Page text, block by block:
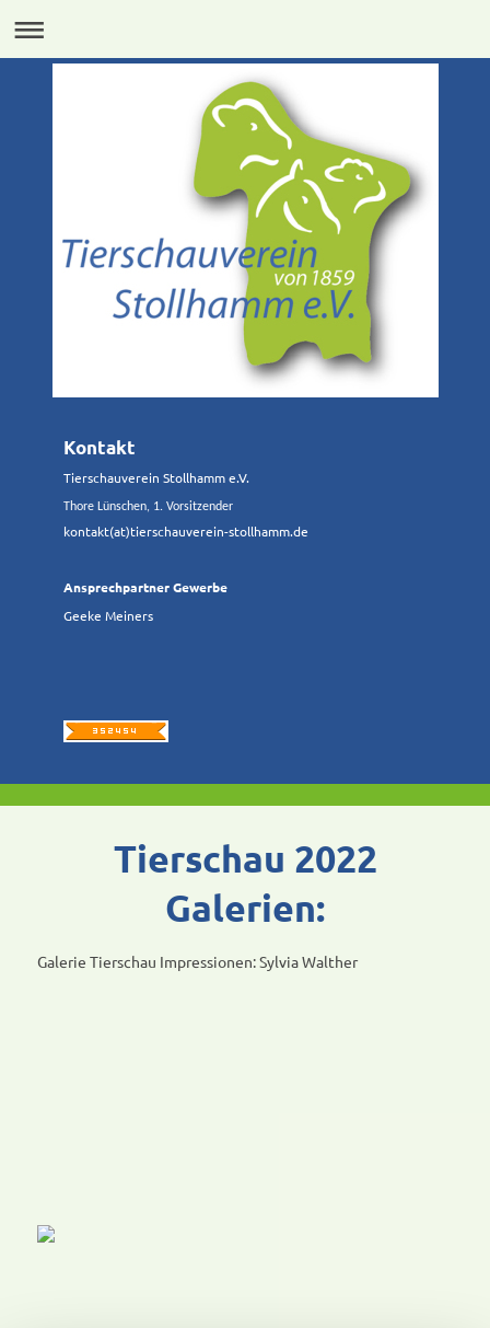
Kontakt
Tierschauverein Stollhamm e.V.
Thore Lünschen, 1. Vorsitzender
kontakt(at)tierschauverein-stollhamm.de
Ansprechpartner Gewerbe
Geeke Meiners
Tierschau 2022
Galerien:
Galerie Tierschau Impressionen: Sylvia Walther